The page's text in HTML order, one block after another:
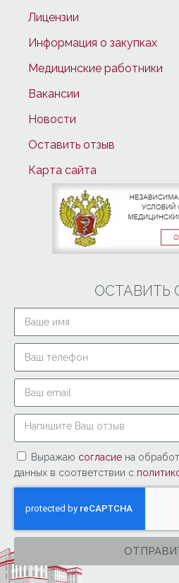
Лицензии
Информация о закупках
Медицинские работники
Вакансии
Новости
Оставить отзыв
Карта сайта
ОСТАВИТЬ
Выражаю согласие на
данных в соответствии с